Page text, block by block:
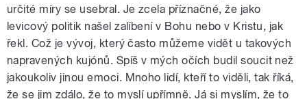
určité míry se usebral. Je zcela příznačné, že jako
levicový politik našel zalíbení v Bohu nebo v Kristu, jak
řekl. Což je vývoj, který často můžeme vidět u takových
napravených kujónů. Spíš v mých očích budil soucit než
jakoukoliv jinou emoci. Mnoho lidí, kteří to viděli, tak říká,
že se jim zdálo, že to myslí upřímně. Já si myslím, že to